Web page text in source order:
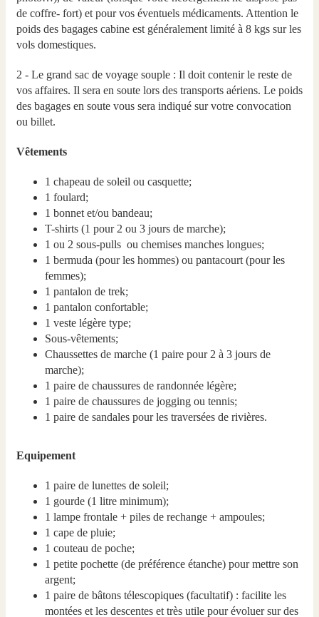
de coffre- fort) et pour vos éventuels médicaments. Attention le
poids des bagages cabine est généralement limité à 8 kgs sur les
vols domestiques.
2 - Le grand sac de voyage souple : Il doit contenir le reste de
vos affaires. Il sera en soute lors des transports aériens. Le poids
des bagages en soute vous sera indiqué sur votre convocation
ou billet.
Vêtements
1 chapeau de soleil ou casquette;
1 foulard;
1 bonnet et/ou bandeau;
T-shirts (1 pour 2 ou 3 jours de marche);
1 ou 2 sous-pulls ou chemises manches longues;
1 bermuda (pour les hommes) ou pantacourt (pour les
femmes);
1 pantalon de trek;
1 pantalon confortable;
1 veste légère type;
Sous-vêtements;
Chaussettes de marche (1 paire pour 2 à 3 jours de
marche);
1 paire de chaussures de randonnée légère;
1 paire de chaussures de jogging ou tennis;
1 paire de sandales pour les traversées de rivières.
Equipement
1 paire de lunettes de soleil;
1 gourde (1 litre minimum);
1 lampe frontale + piles de rechange + ampoules;
1 cape de pluie;
1 couteau de poche;
1 petite pochette (de préférence étanche) pour mettre son
argent;
1 paire de bâtons télescopiques (facultatif) : facilite les
montées et les descentes et très utile pour évoluer sur des